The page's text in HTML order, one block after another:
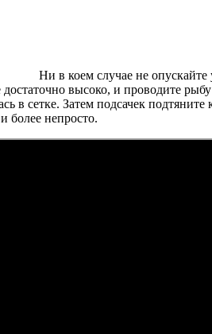
Ни в коем случае не
достаточно высоко, и проводите
в сетке. Затем подсачек
более непросто.